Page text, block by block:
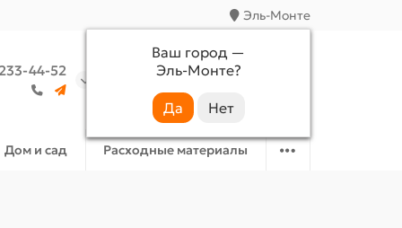
Эль-Монте
Ваш город —
Эль-Монте?
44-52
Аккаунт Избранное
Дом и сад Расходные материалы